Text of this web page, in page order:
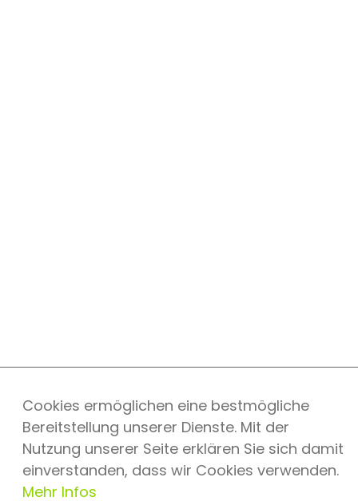
Cookies ermöglichen eine bestmögliche
Bereitstellung unserer Dienste. Mit der
Nutzung unserer Seite erklären Sie sich damit
einverstanden, dass wir Cookies verwenden.
Mehr Infos